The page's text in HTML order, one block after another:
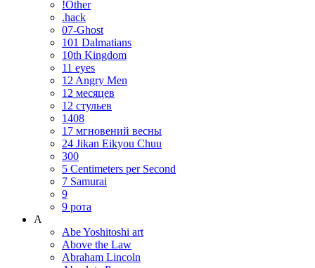
!Other
.hack
07-Ghost
101 Dalmatians
10th Kingdom
11 eyes
12 Angry Men
12 месяцев
12 стульев
1408
17 мгновений весны
24 Jikan Eikyou Chuu
300
5 Centimeters per Second
7 Samurai
9
9 рота
A
Abe Yoshitoshi art
Above the Law
Abraham Lincoln